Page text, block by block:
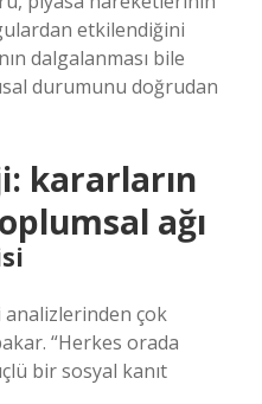
etkilendiğini
dalgalanması bile
durumunu doğrudan
kararların
ağı
analizlerinden çok
“Herkes orada
bir sosyal kanıt